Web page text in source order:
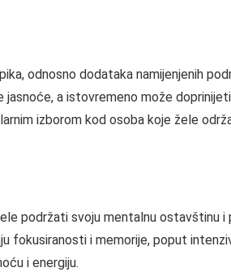
odnosno dodataka namijenjenih
a istovremeno može
izborom kod osoba koje žele
podržati svoju mentalnu
fokusiranosti i memorije, poput
i energiju.